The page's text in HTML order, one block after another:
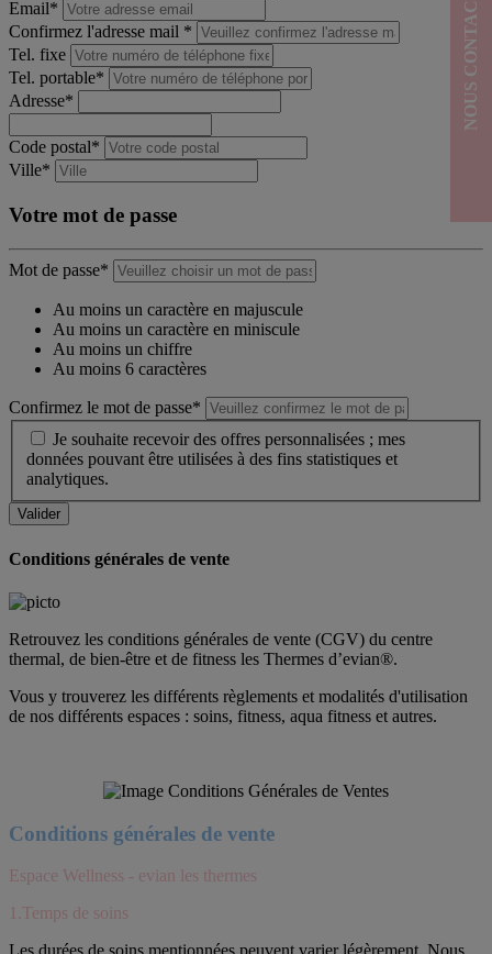
Email*
Confirmez l'adresse mail *
Tel. fixe
Tel. portable*
Adresse*
Code postal*
Ville*
Votre mot de passe
Mot de passe*
Au moins un caractère en majuscule
Au moins un caractère en miniscule
Au moins un chiffre
Au moins 6 caractères
Confirmez le mot de passe*
Je souhaite recevoir des offres personnalisées ; mes
données pouvant être utilisées à des fins statistiques et
analytiques.
Conditions générales de vente
Retrouvez les conditions générales de vente (CGV) du centre
thermal, de bien-être et de fitness les Thermes d’evian®.
Vous y trouverez les différents règlements et modalités d'utilisation
de nos différents espaces : soins, fitness, aqua fitness et autres.
Conditions générales de vente
Espace Wellness - evian les thermes
1.Temps de soins
NOUS CONTACTER